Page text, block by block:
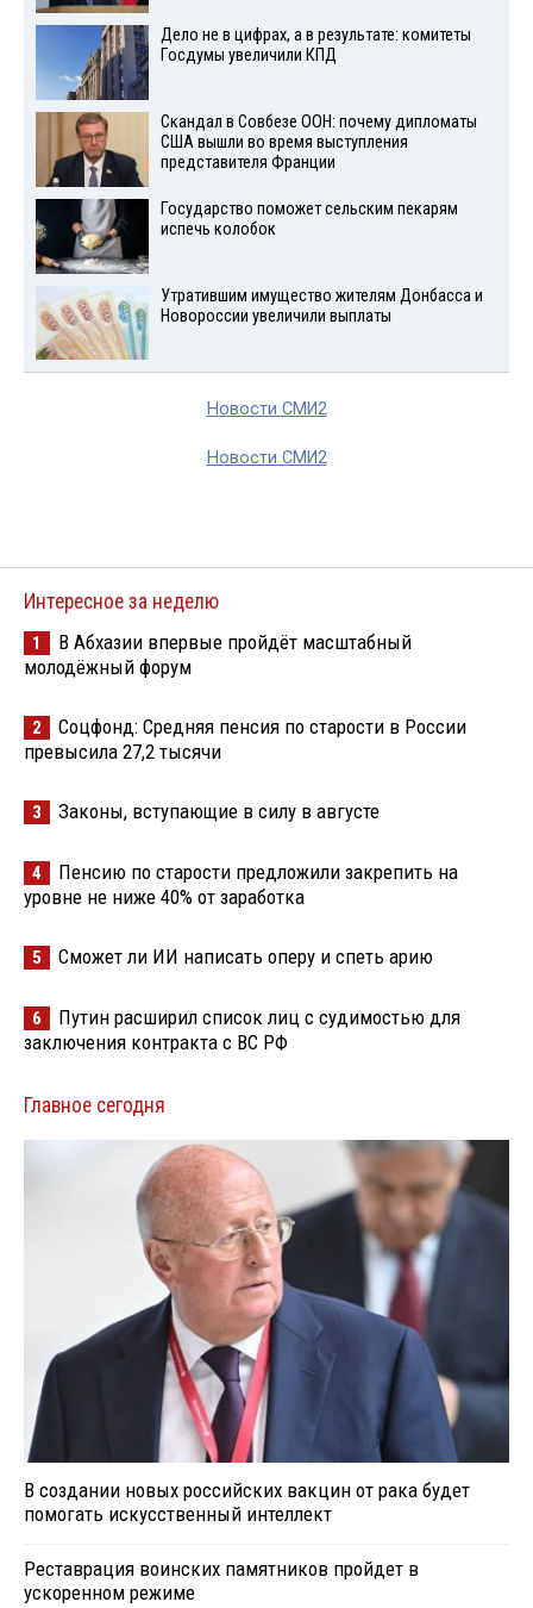
Дело не в цифрах, а в результате: комитеты
Госдумы увеличили КПД
Скандал в Совбезе ООН: почему дипломаты
США вышли во время выступления
представителя Франции
Государство поможет сельским пекарям
испечь колобок
Утратившим имущество жителям Донбасса и
Новороссии увеличили выплаты
Новости СМИ2
Новости СМИ2
Интересное за неделю
1
В Абхазии впервые пройдёт масштабный
молодёжный форум
2
Соцфонд: Средняя пенсия по старости в России
превысила 27,2 тысячи
3 Законы, вступающие в силу в августе
4
Пенсию по старости предложили закрепить на
уровне не ниже 40% от заработка
5 Сможет ли ИИ написать оперу и спеть арию
6
Путин расширил список лиц с судимостью для
заключения контракта с ВС РФ
Главное сегодня
В создании новых российских вакцин от рака будет
помогать искусственный интеллект
Реставрация воинских памятников пройдет в
ускоренном режиме